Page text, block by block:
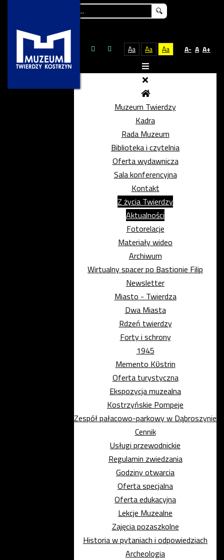
Aa Aa Aa A- A A+
Muzeum Twierdzy
Kadra
Rada Muzeum
Biblioteka i czytelnia
Oferta wydawnicza
Sala konferencyjna
Kontakt
Z życia Twierdzy
Aktualności
Fotorelacje
Materiały wideo
Archiwum
Wirtualny spacer po Bastionie Filip
Newsletter
Miasto - Twierdza
Dwa Miasta
Rdzeń twierdzy
Forty i schrony
1945
Memento Kϋstrin
Oferta turystyczna
Ekspozycja muzealna
Kostrzyńskie Pompeje
Zespół pałacowo-parkowy w Dąbroszynie
Cennik
Usługi przewodnickie
Regulamin zwiedzania
Godziny otwarcia
Oferta specjalna
Oferta edukacyjna
Lekcje Muzealne
Zajęcia pozaszkolne
Historia w pytaniach i odpowiedziach
Archeologia